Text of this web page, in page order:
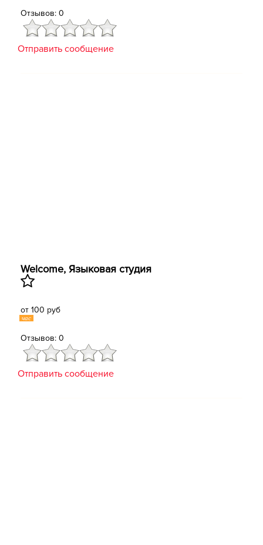
Отзывов: 0
Отправить сообщение
Welcome, Языковая студия
от 100 руб
час
Отзывов: 0
Отправить сообщение